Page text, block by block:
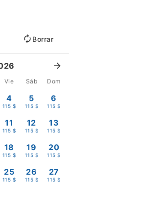
Borrar
Vie Sáb Dom
4
115 $
5
115 $
6
115 $
11
115 $
12
115 $
13
115 $
18
115 $
19
115 $
20
115 $
25
115 $
26
115 $
27
115 $